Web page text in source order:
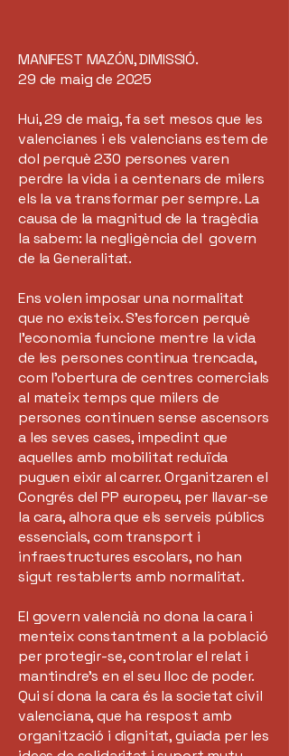
MANIFEST MAZÓN, DIMISSIÓ.
29 de maig de 2025
Hui, 29 de maig, fa set mesos que les
valencianes i els valencians estem de
dol perquè 230 persones varen
perdre la vida i a centenars de milers
els la va transformar per sempre. La
causa de la magnitud de la tragèdia
la sabem: la negligència del govern
de la Generalitat.
Ens volen imposar una normalitat
que no existeix. S’esforcen perquè
l'economia funcione mentre la vida
de les persones continua trencada,
com l’obertura de centres comercials
al mateix temps que milers de
persones continuen sense ascensors
a les seves cases, impedint que
aquelles amb mobilitat reduïda
puguen eixir al carrer. Organitzaren el
Congrés del PP europeu, per llavar-se
la cara, alhora que els serveis públics
essencials, com transport i
infraestructures escolars, no han
sigut restablerts amb normalitat.
El govern valencià no dona la cara i
menteix constantment a la població
per protegir-se, controlar el relat i
mantindre’s en el seu lloc de poder.
Qui sí dona la cara és la societat civil
valenciana, que ha respost amb
organització i dignitat, guiada per les